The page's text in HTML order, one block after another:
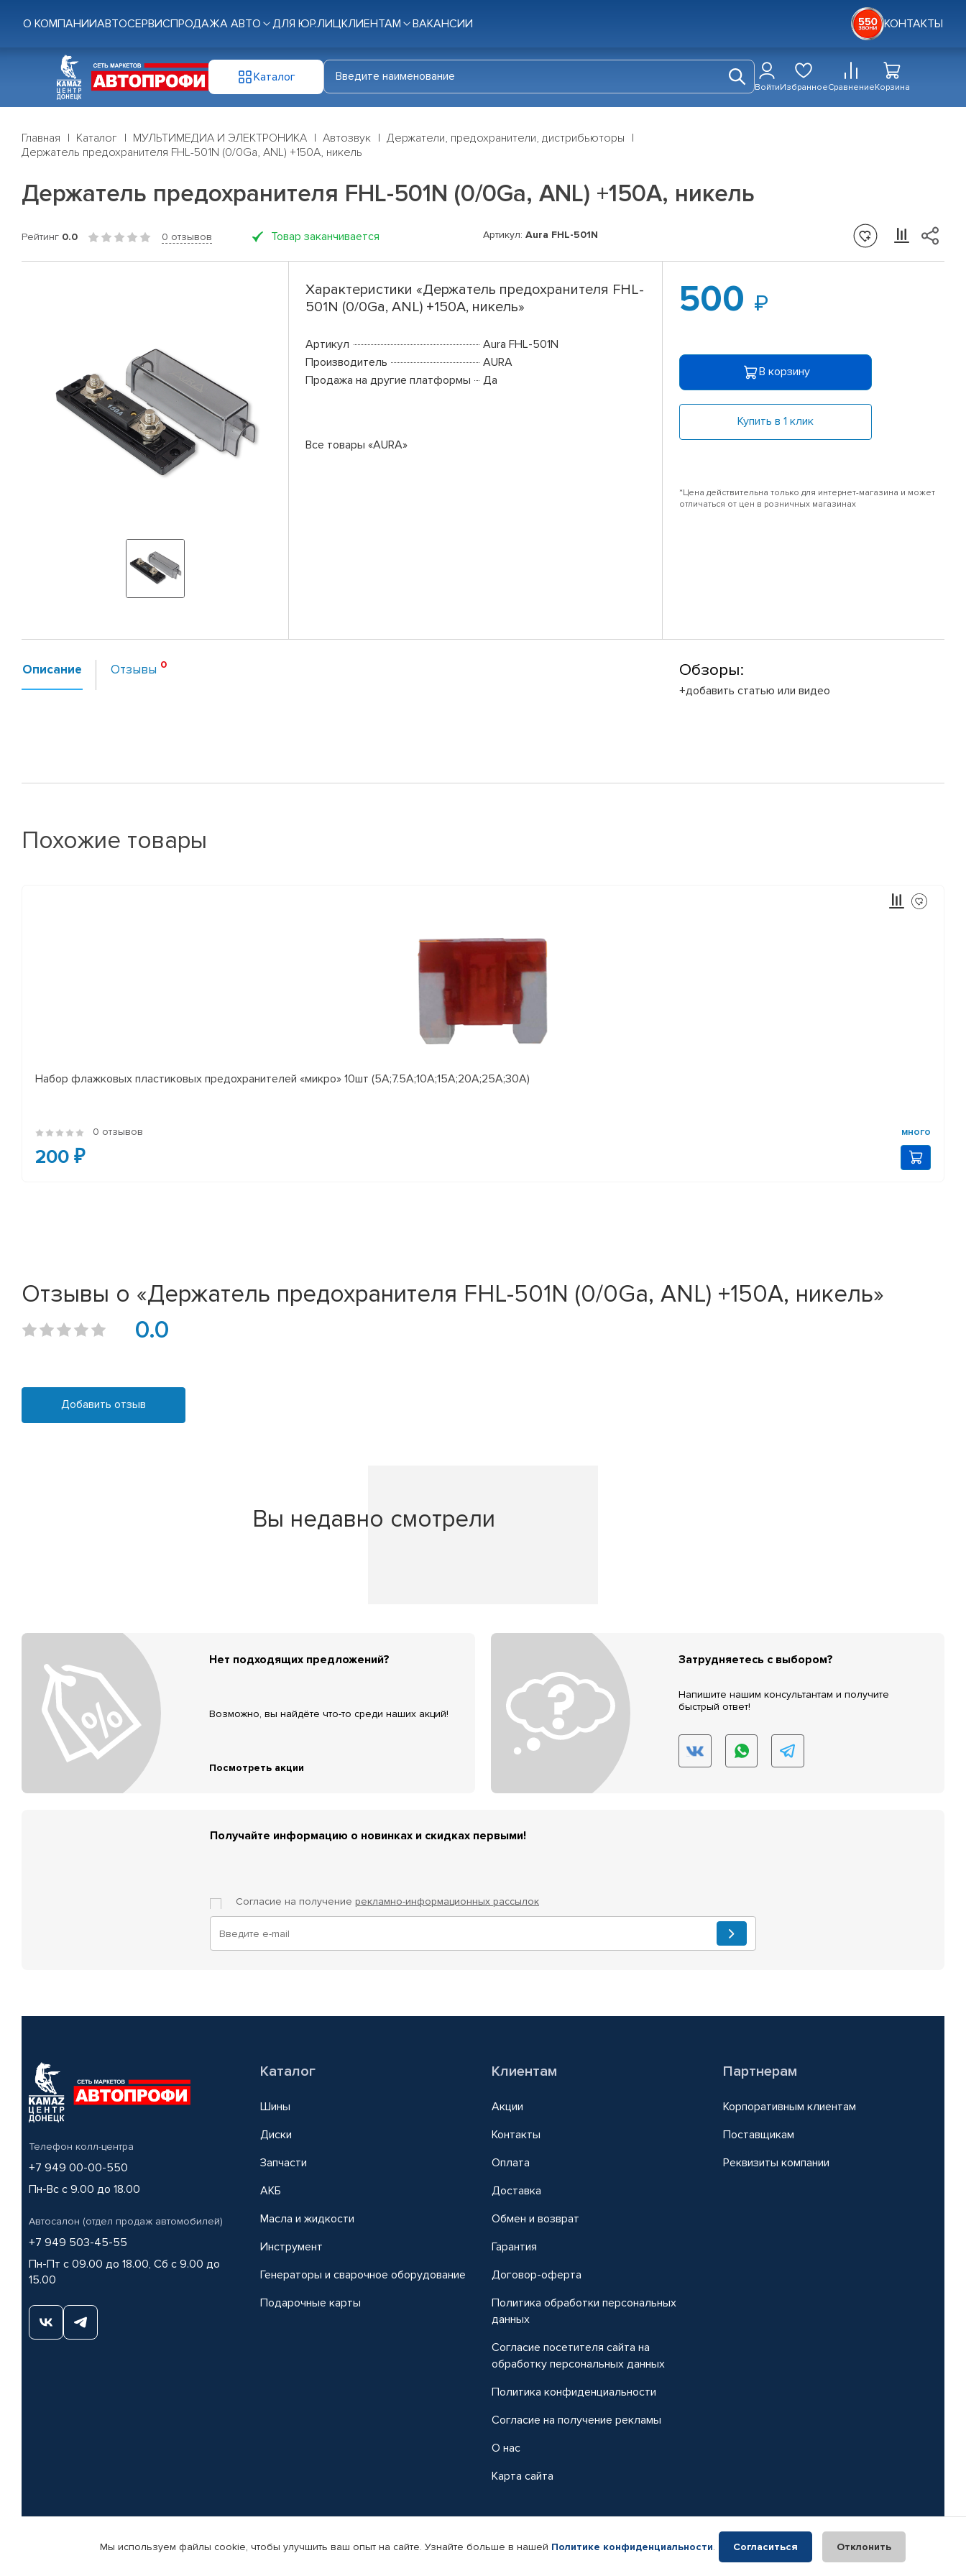
О КОМПАНИИАВТОСЕРВИСПРОДАЖА АВТО ДЛЯ ЮР.ЛИЦКЛИЕНТАМ ВАКАНСИИ КОНТАКТЫ
Каталог
ВойтиИзбранноеСравнениеКорзина
Главная Каталог МУЛЬТИМЕДИА И ЭЛЕКТРОНИКА Автозвук
Держатели, предохранители, дистрибьюторы
Держатель предохранителя FHL-501N (0/0Ga, ANL) +150A, никель
Держатель предохранителя FHL-501N (0/0Ga, ANL) +150A, никель
Рейтинг 0.0 0 отзывов Товар заканчивается Артикул: Aura FHL-501N
Характеристики «Держатель предохранителя FHL-
501N (0/0Ga, ANL) +150A, никель»
Артикул
Aura FHL-501N
Производитель
AURA
Продажа на другие платформы
Да
Все товары «AURA»
500
В корзину
Купить в 1 клик
*Цена действительна только для интернет-магазина и может
отличаться от цен в розничных магазинах
Описание Отзывы Обзоры:
+добавить статью или видео
Похожие товары
Набор флажковых пластиковых предохранителей «микро» 10шт (5А;7.5А;10А;15А;20А;25А;30А)
0 отзывов много
200 ₽
Отзывы о «Держатель предохранителя FHL-501N (0/0Ga, ANL) +150A, никель»
0.0
Добавить отзыв
Вы недавно смотрели
Нет подходящих предложений?
Возможно, вы найдёте что-то среди наших акций!
Посмотреть акции
Затрудняетесь с выбором?
Напишите нашим консультантам и получите
быстрый ответ!
Получайте информацию о новинках и скидках первыми!
Согласие на получение рекламно-информационных рассылок
Телефон колл-центра
+7 949 00-00-550
Пн-Вс с 9.00 до 18.00
Автосалон (отдел продаж автомобилей)
+7 949 503-45-55
Пн-Пт с 09.00 до 18.00, Сб с 9.00 до
15.00
Каталог
Шины
Диски
Запчасти
АКБ
Масла и жидкости
Инструмент
Генераторы и сварочное оборудование
Подарочные карты
Клиентам
Акции
Контакты
Оплата
Доставка
Обмен и возврат
Гарантия
Договор-оферта
Политика обработки персональных
данных
Согласие посетителя сайта на
обработку персональных данных
Политика конфиденциальности
Согласие на получение рекламы
О нас
Карта сайта
Партнерам
Корпоративным клиентам
Поставщикам
Реквизиты компании
© КАМАЗ ЦЕНТР ДОНЕЦК, 2015-2026. Все права защищены. Интернет-магазин автомобильных товаров Автопрофи.
Мы используем файлы cookie, чтобы улучшить ваш опыт на сайте. Узнайте больше в нашей Политике конфиденциальности. Согласиться Отклонить